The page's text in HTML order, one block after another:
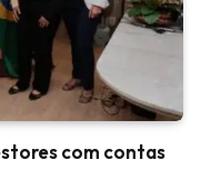
com contas